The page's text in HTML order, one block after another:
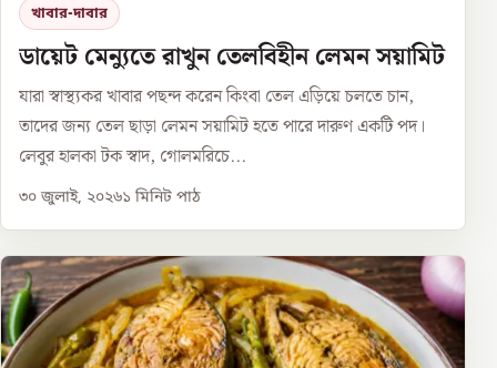
খাবার-দাবার
ডায়েট মেন্যুতে রাখুন তেলবিহীন লেমন সয়ামিট
যারা স্বাস্থ্যকর খাবার পছন্দ করেন কিংবা তেল এড়িয়ে চলতে চান,
তাদের জন্য তেল ছাড়া লেমন সয়ামিট হতে পারে দারুণ একটি পদ।
লেবুর হালকা টক স্বাদ, গোলমরিচে...
৩০ জুলাই, ২০২৬১ মিনিট পাঠ